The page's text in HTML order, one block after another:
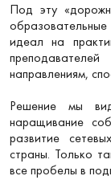
Под эту
идеал на
направлениям,
Решение мы
наращивание
развитие
страны. Только
все пробелы в